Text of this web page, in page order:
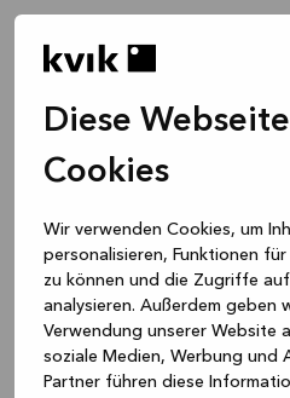
Diese
Cookies
Wir verwenden Cookies, um
personalisieren, Funktionen
zu können und die Zugriffe
analysieren. Außerdem geben
Verwendung unserer Website
soziale Medien, Werbung und
Partner führen diese